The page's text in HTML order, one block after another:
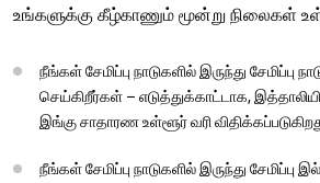
உங்களுக்கு கீழ்காணும் மூன்று நிலைகள்
நீங்கள் சேமிப்பு நாடுகளில் இருந்து சேமிப்பு
செய்கிறீர்கள் – எடுத்துக்காட்டாக,
இங்கு சாதாரண உள்ளூர் வரி
நீங்கள் சேமிப்பு நாடுகளில் இருந்து சேமிப்பு